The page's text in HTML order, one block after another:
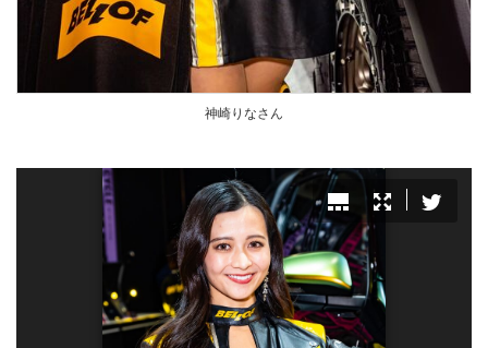
神崎りなさん